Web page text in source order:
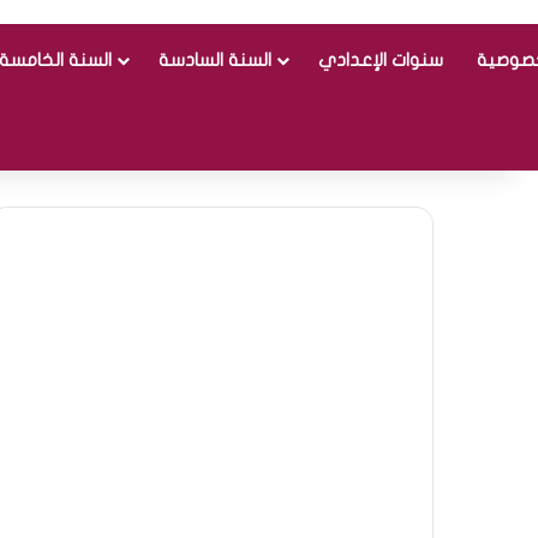
السنة الخامسة السنة السادسة سنوات الإعدادي